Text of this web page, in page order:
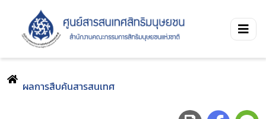
ผลการสืบค้นสารสนเทศ